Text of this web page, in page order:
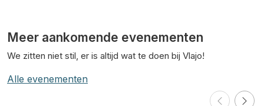
Meer aankomende evenementen
We zitten niet stil, er is altijd wat te doen bij Vlajo!
Alle evenementen